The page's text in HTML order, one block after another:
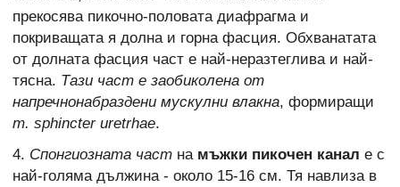
прекосява пикочно-половата диафрагма и
покриващата я долна и горна фасция. Обхванатата
от долната фасция част е най-неразтеглива и най-
тясна. Тази част е заобиколена от
напречнонабраздени мускулни влакна, формиращи
m. sphincter uretrhae.
4. Спонгиозната част на мъжки пикочен канал е с
най-голяма дължина - около 15-16 см. Тя навлиза в